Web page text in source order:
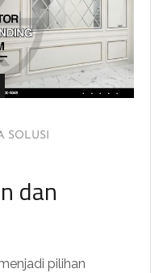
SOLUSI
dan
pilihan